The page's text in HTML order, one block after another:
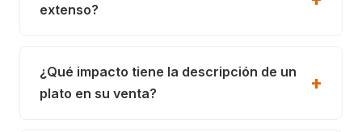
extenso?
¿Qué impacto tiene la descripción de un
plato en su venta?